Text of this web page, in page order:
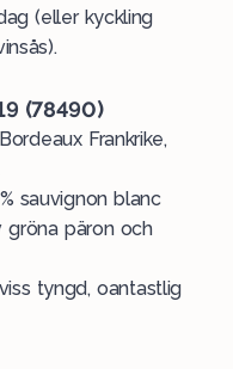
(eller kyckling
).
(78490)
Frankrike,
sauvignon blanc
gröna päron och
tyngd, oantastlig